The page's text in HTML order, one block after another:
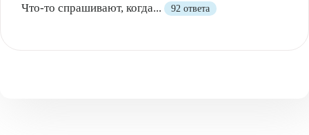
Что-то спрашивают, когда...
92 ответа